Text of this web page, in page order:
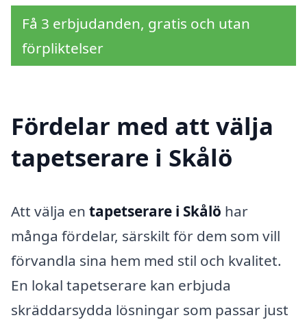
Få 3 erbjudanden, gratis och utan
förpliktelser
Fördelar med att välja
tapetserare i Skålö
Att välja en tapetserare i Skålö har
många fördelar, särskilt för dem som vill
förvandla sina hem med stil och kvalitet.
En lokal tapetserare kan erbjuda
skräddarsydda lösningar som passar just